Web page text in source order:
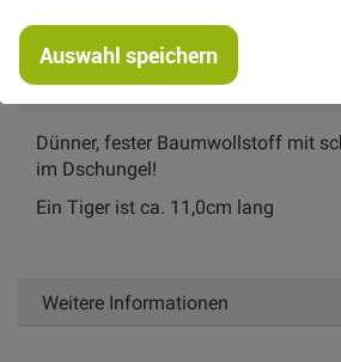
Auswahl speichern
Details
Dünner, fester Baumwollstoff mit
im Dschungel!
Ein Tiger ist ca. 11,0cm lang
Weitere Informationen